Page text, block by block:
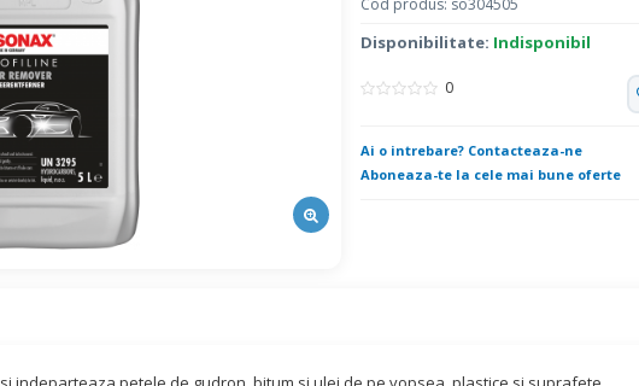
Cod produs: so304505
Disponibilitate: Indisponibil
0
Ai o intrebare? Contacteaza-ne
Aboneaza-te la cele mai bune oferte